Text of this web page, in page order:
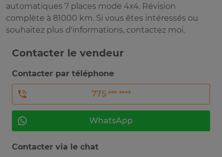
automatiques 7 places mode 4x4. Révision
complète à 81000 km. Si vous êtes intéressés ou
souhaitez plus d'informations, contactez moi.
Contacter le vendeur
Contacter par téléphone
775 *** ****
WhatsApp
Contacter via le chat